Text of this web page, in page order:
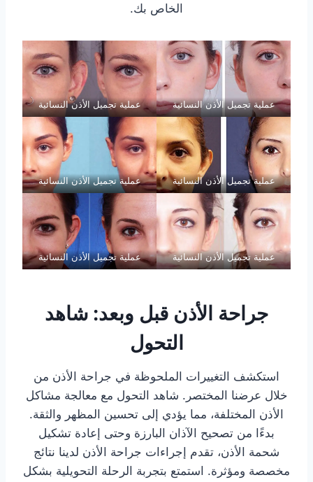
الخاص بك.
عملية تجميل الأذن النسائية عملية تجميل الأذن النسائية
عملية تجميل الأذن النسائية عملية تجميل الأذن النسائية
عملية تجميل الأذن النسائية عملية تجميل الأذن النسائية
جراحة الأذن قبل وبعد: شاهد
التحول
استكشف التغييرات الملحوظة في جراحة الأذن من
خلال عرضنا المختصر. شاهد التحول مع معالجة مشاكل
الأذن المختلفة، مما يؤدي إلى تحسين المظهر والثقة.
بدءًا من تصحيح الآذان البارزة وحتى إعادة تشكيل
شحمة الأذن، تقدم إجراءات جراحة الأذن لدينا نتائج
مخصصة ومؤثرة. استمتع بتجربة الرحلة التحويلية بشكل